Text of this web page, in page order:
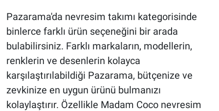
Pazarama'da nevresim takımı kategorisinde
binlerce farklı ürün seçeneğini bir arada
bulabilirsiniz. Farklı markaların, modellerin,
renklerin ve desenlerin kolayca
karşılaştırılabildiği Pazarama, bütçenize ve
zevkinize en uygun ürünü bulmanızı
kolaylaştırır. Özellikle Madam Coco nevresim